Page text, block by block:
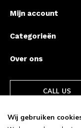
Mijn account
Categorieën
Over ons
CALL US
Wij gebruiken